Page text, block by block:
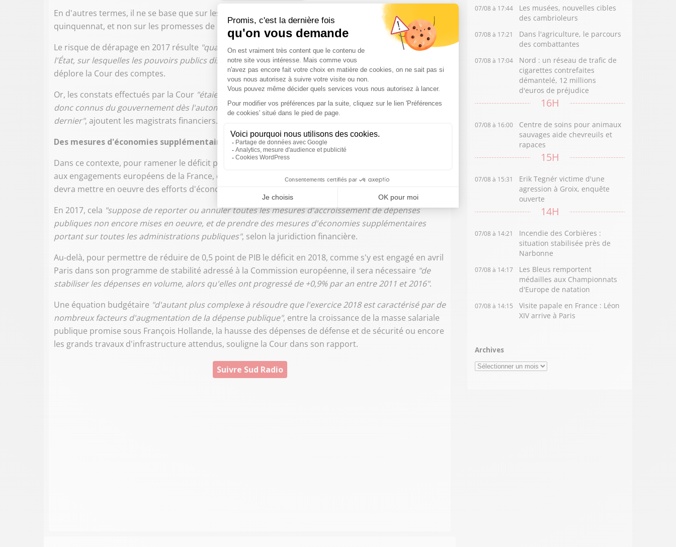
En d'autres termes, il ne se base que sur les décisions publiques prises lors du précédent
quinquennat, et non sur les promesses de campagne d'Emmanuel Macron.
Le risque de dérapage en 2017 résulte "quasi exclusivement d'une sous-estimation des dépenses de
l'État, sur lesquelles les pouvoirs publics disposent pourtant des capacités d'action les plus directes"
déplore la Cour des comptes.
Or, les constats effectués par la Cour "étaient, pour l'essentiel, identifiés par les administrations et
donc connus du gouvernement dès l'automne 2016, et de manière plus précise encore, en avril
dernier", ajoutent les magistrats financiers.
Des mesures d'économies supplémentaires portant sur toutes les administrations publiques
Dans ce contexte, pour ramener le déficit public sous la barre des 3% du PIB en 2017, conformément
aux engagements européens de la France, et le réduire encore plus ensuite, le nouveau gouvernement
devra mettre en oeuvre des efforts d'économies
En 2017, cela "suppose de reporter ou annuler toutes les mesures d'accroissement de dépenses
publiques non encore mises en oeuvre, et de prendre des mesures d'économies supplémentaires
portant sur toutes les administrations publiques", selon la juridiction financière.
Au-delà, pour permettre de réduire de 0,5 point de PIB le déficit en 2018, comme s'y est engagé en avril
Paris dans son programme de stabilité adressé à la Commission européenne, il sera nécessaire "de
stabiliser les dépenses en volume, alors qu'elles ont progressé de +0,9% par an entre 2011 et 2016".
Une équation budgétaire "d'autant plus complexe à résoudre que l'exercice 2018 est caractérisé par de
nombreux facteurs d'augmentation de la dépense publique", entre la croissance de la masse salariale
publique promise sous François Hollande, la hausse des dépenses de défense et de sécurité ou encore
les grands travaux d'infrastructure attendus, souligne la Cour dans son rapport.
Suivre Sud Radio
07/08 à 17:44
Les musées, nouvelles cibles
des cambrioleurs
07/08 à 17:21
Dans l'agriculture, le parcours
des combattantes
07/08 à 17:04
Nord : un réseau de trafic de
cigarettes contrefaites
démantelé, 12 millions
d'euros de préjudice
16H
07/08 à 16:00
Centre de soins pour animaux
sauvages aide chevreuils et
rapaces
15H
07/08 à 15:31
Erik Tegnér victime d'une
agression à Groix, enquête
ouverte
14H
07/08 à 14:21
Incendie des Corbières :
situation stabilisée près de
Narbonne
07/08 à 14:17
Les Bleus remportent
médailles aux Championnats
d'Europe de natation
07/08 à 14:15
Visite papale en France : Léon
XIV arrive à Paris
Archives
Archives